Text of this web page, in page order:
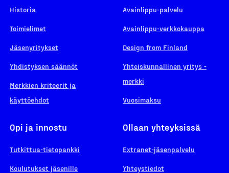
Historia
Toimielimet
Jäsenyritykset
Yhdistyksen säännöt
Merkkien kriteerit ja
käyttöehdot
Avainlippu-palvelu
Avainlippu-verkkokauppa
Design from Finland
Yhteiskunnallinen yritys -
merkki
Vuosimaksu
Opi ja innostu
Tutkittua-tietopankki
Koulutukset jäsenille
Ollaan yhteyksissä
Extranet-jäsenpalvelu
Yhteystiedot